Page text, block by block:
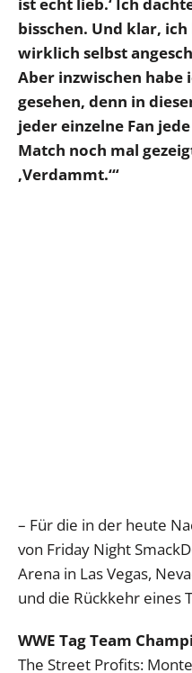
ist echt lieb.‘ Ich
bisschen. Und klar,
wirklich selbst
Aber inzwischen habe
gesehen, denn in
jeder einzelne Fan
Match noch mal
‚Verdammt.‘“
– Für die in der heute
von Friday Night
Arena in Las Vegas,
und die Rückkehr eines
WWE Tag Team
The Street Profits: